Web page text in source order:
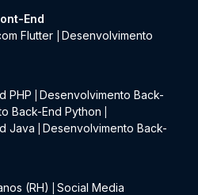
End
Flutter
Desenvolvimento
PHP
Desenvolvimento Back-
Back-End Python
Java
Desenvolvimento Back-
(RH)
Social Media